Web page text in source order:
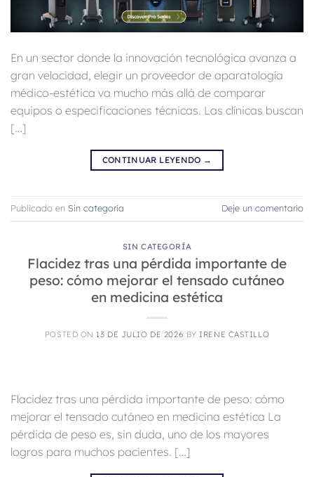
En un sector donde la innovación tecnológica avanza a
gran velocidad, elegir un proveedor de aparatología
médico-estética va mucho más allá de comparar
equipos o especificaciones técnicas. Las clínicas buscan
[…]
CONTINUAR LEYENDO →
Publicado en Sin categoría Deje un comentario
SIN CATEGORÍA
Flacidez tras una pérdida importante de
peso: cómo mejorar el tensado cutáneo
en medicina estética
POSTED ON 13 DE JULIO DE 2026 BYIRENE CASTILLO
Flacidez tras una pérdida importante de peso: cómo
mejorar el tensado cutáneo en medicina estética La
pérdida de peso es, sin duda, uno de los mayores
logros para muchos pacientes. […]